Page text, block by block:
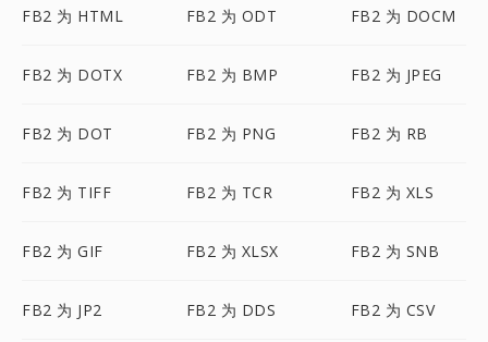
FB2 为 HTML FB2 为 ODT FB2 为 DOCM
FB2 为 DOTX FB2 为 BMP FB2 为 JPEG
FB2 为 DOT FB2 为 PNG FB2 为 RB
FB2 为 TIFF FB2 为 TCR FB2 为 XLS
FB2 为 GIF FB2 为 XLSX FB2 为 SNB
FB2 为 JP2 FB2 为 DDS FB2 为 CSV